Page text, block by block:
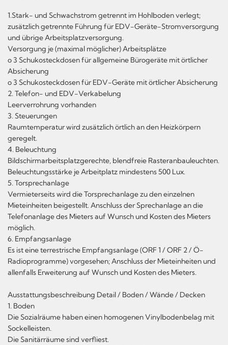
1.Stark- und Schwachstrom getrennt im Hohlboden verlegt;
zusätzlich getrennte Führung für EDV-Geräte-Stromversorgung
und übrige Arbeitsplatzversorgung.
Versorgung je (maximal möglicher) Arbeitsplätze
o 3 Schukosteckdosen für allgemeine Bürogeräte mit örtlicher
Absicherung
o 3 Schukosteckdosen für EDV-Geräte mit örtlicher Absicherung
2. Telefon- und EDV-Verkabelung
Leerverrohrung vorhanden
3. Steuerungen
Raumtemperatur wird zusätzlich örtlich an den Heizkörpern
geregelt.
4. Beleuchtung
Bildschirmarbeitsplatzgerechte, blendfreie Rasteranbauleuchten.
Beleuchtungsstärke je Arbeitplatz mindestens 500 Lux.
5. Torsprechanlage
Vermieterseits wird die Torsprechanlage zu den einzelnen
Mieteinheiten beigestellt. Anschluss der Sprechanlage an die
Telefonanlage des Mieters auf Wunsch und Kosten des Mieters
möglich.
6. Empfangsanlage
Es ist eine terrestrische Empfangsanlage (ORF 1 / ORF 2 / Ö-
Radioprogramme) vorgesehen; Anschluss der Mieteinheiten und
allenfalls Erweiterung auf Wunsch und Kosten des Mieters.
Ausstattungsbeschreibung Detail / Boden / Wände / Decken
1. Boden
Die Sozialräume haben einen homogenen Vinylbodenbelag mit
Sockelleisten.
Die Sanitärräume sind verfliest.